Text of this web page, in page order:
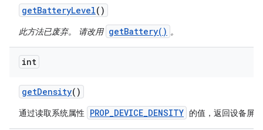
getBatteryLevel()
此方法已废弃。 请改用 getBattery() 。
int
getDensity()
通过读取系统属性 PROP_DEVICE_DENSITY 的值，返回设备屏